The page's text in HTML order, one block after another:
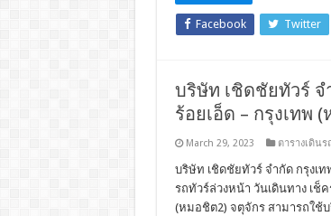
Facebook Twitter
บริษัท เชิดชัยทัวร์
ร้อยเอ็ด – กรุงเทพ
March 29, 2023 ตารางเดินร
บริษัท เชิดชัยทัวร์ จำกัด กรุงเท
รถทัวร์ล่วงหน้า วันเดินทาง เช็
(หมอชิต2) จตุจักร สามารถใช้